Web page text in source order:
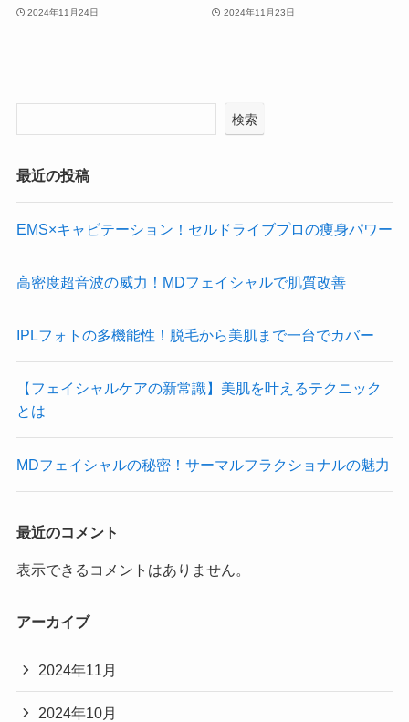
2024年11月24日 2024年11月23日
検索
最近の投稿
EMS×キャビテーション！セルドライブプロの痩身パワー
高密度超音波の威力！MDフェイシャルで肌質改善
IPLフォトの多機能性！脱毛から美肌まで一台でカバー
【フェイシャルケアの新常識】美肌を叶えるテクニック
とは
MDフェイシャルの秘密！サーマルフラクショナルの魅力
最近のコメント
表示できるコメントはありません。
アーカイブ
2024年11月
2024年10月